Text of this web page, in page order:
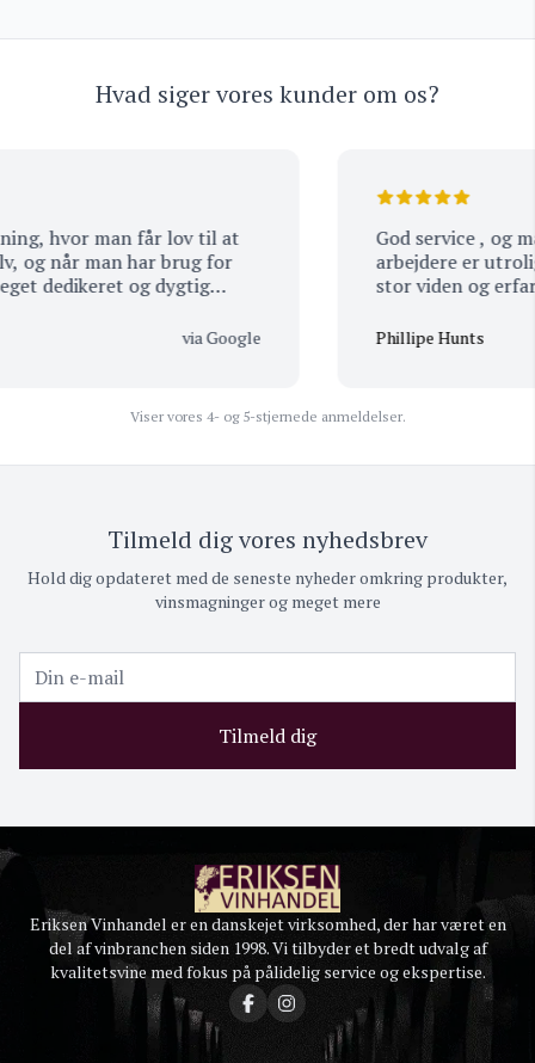
Hvad siger vores kunder om os?
hvor man får lov til at
når man har brug for
dedikeret og dygtig
via Google
God service , og man kan mærke at alle med
arbejdere er utrolig
Phillipe Hunts
Viser vores 4- og 5-stjernede anmeldelser.
Tilmeld dig vores nyhedsbrev
Hold dig opdateret med de seneste nyheder omkring produkter,
vinsmagninger og meget mere
Tilmeld dig
Eriksen Vinhandel er en danskejet virksomhed, der har været en
del af vinbranchen siden 1998. Vi tilbyder et bredt udvalg af
kvalitetsvine med fokus på pålidelig service og ekspertise.